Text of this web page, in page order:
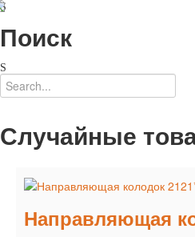
Поиск
Случайные
Направляющая